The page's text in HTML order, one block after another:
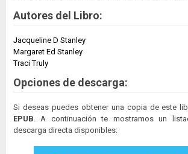
Autores del Libro:
Jacqueline D Stanley
Margaret Ed Stanley
Traci Truly
Opciones de descarga:
Si deseas puedes obtener una copia de este
EPUB . A continuación te mostramos un
descarga directa disponibles: